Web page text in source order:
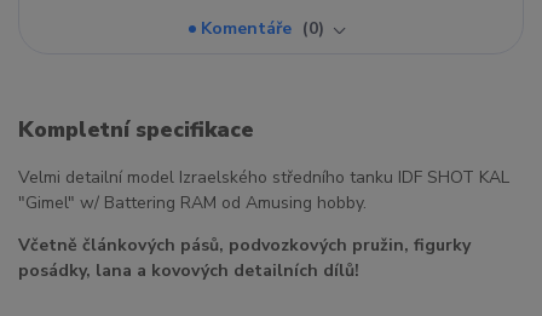
Komentáře
0
Kompletní specifikace
Velmi detailní model Izraelského středního tanku IDF SHOT KAL
"Gimel" w/ Battering RAM od Amusing hobby.
Včetně článkových pásů, podvozkových pružin, figurky
posádky, lana a kovových detailních dílů!